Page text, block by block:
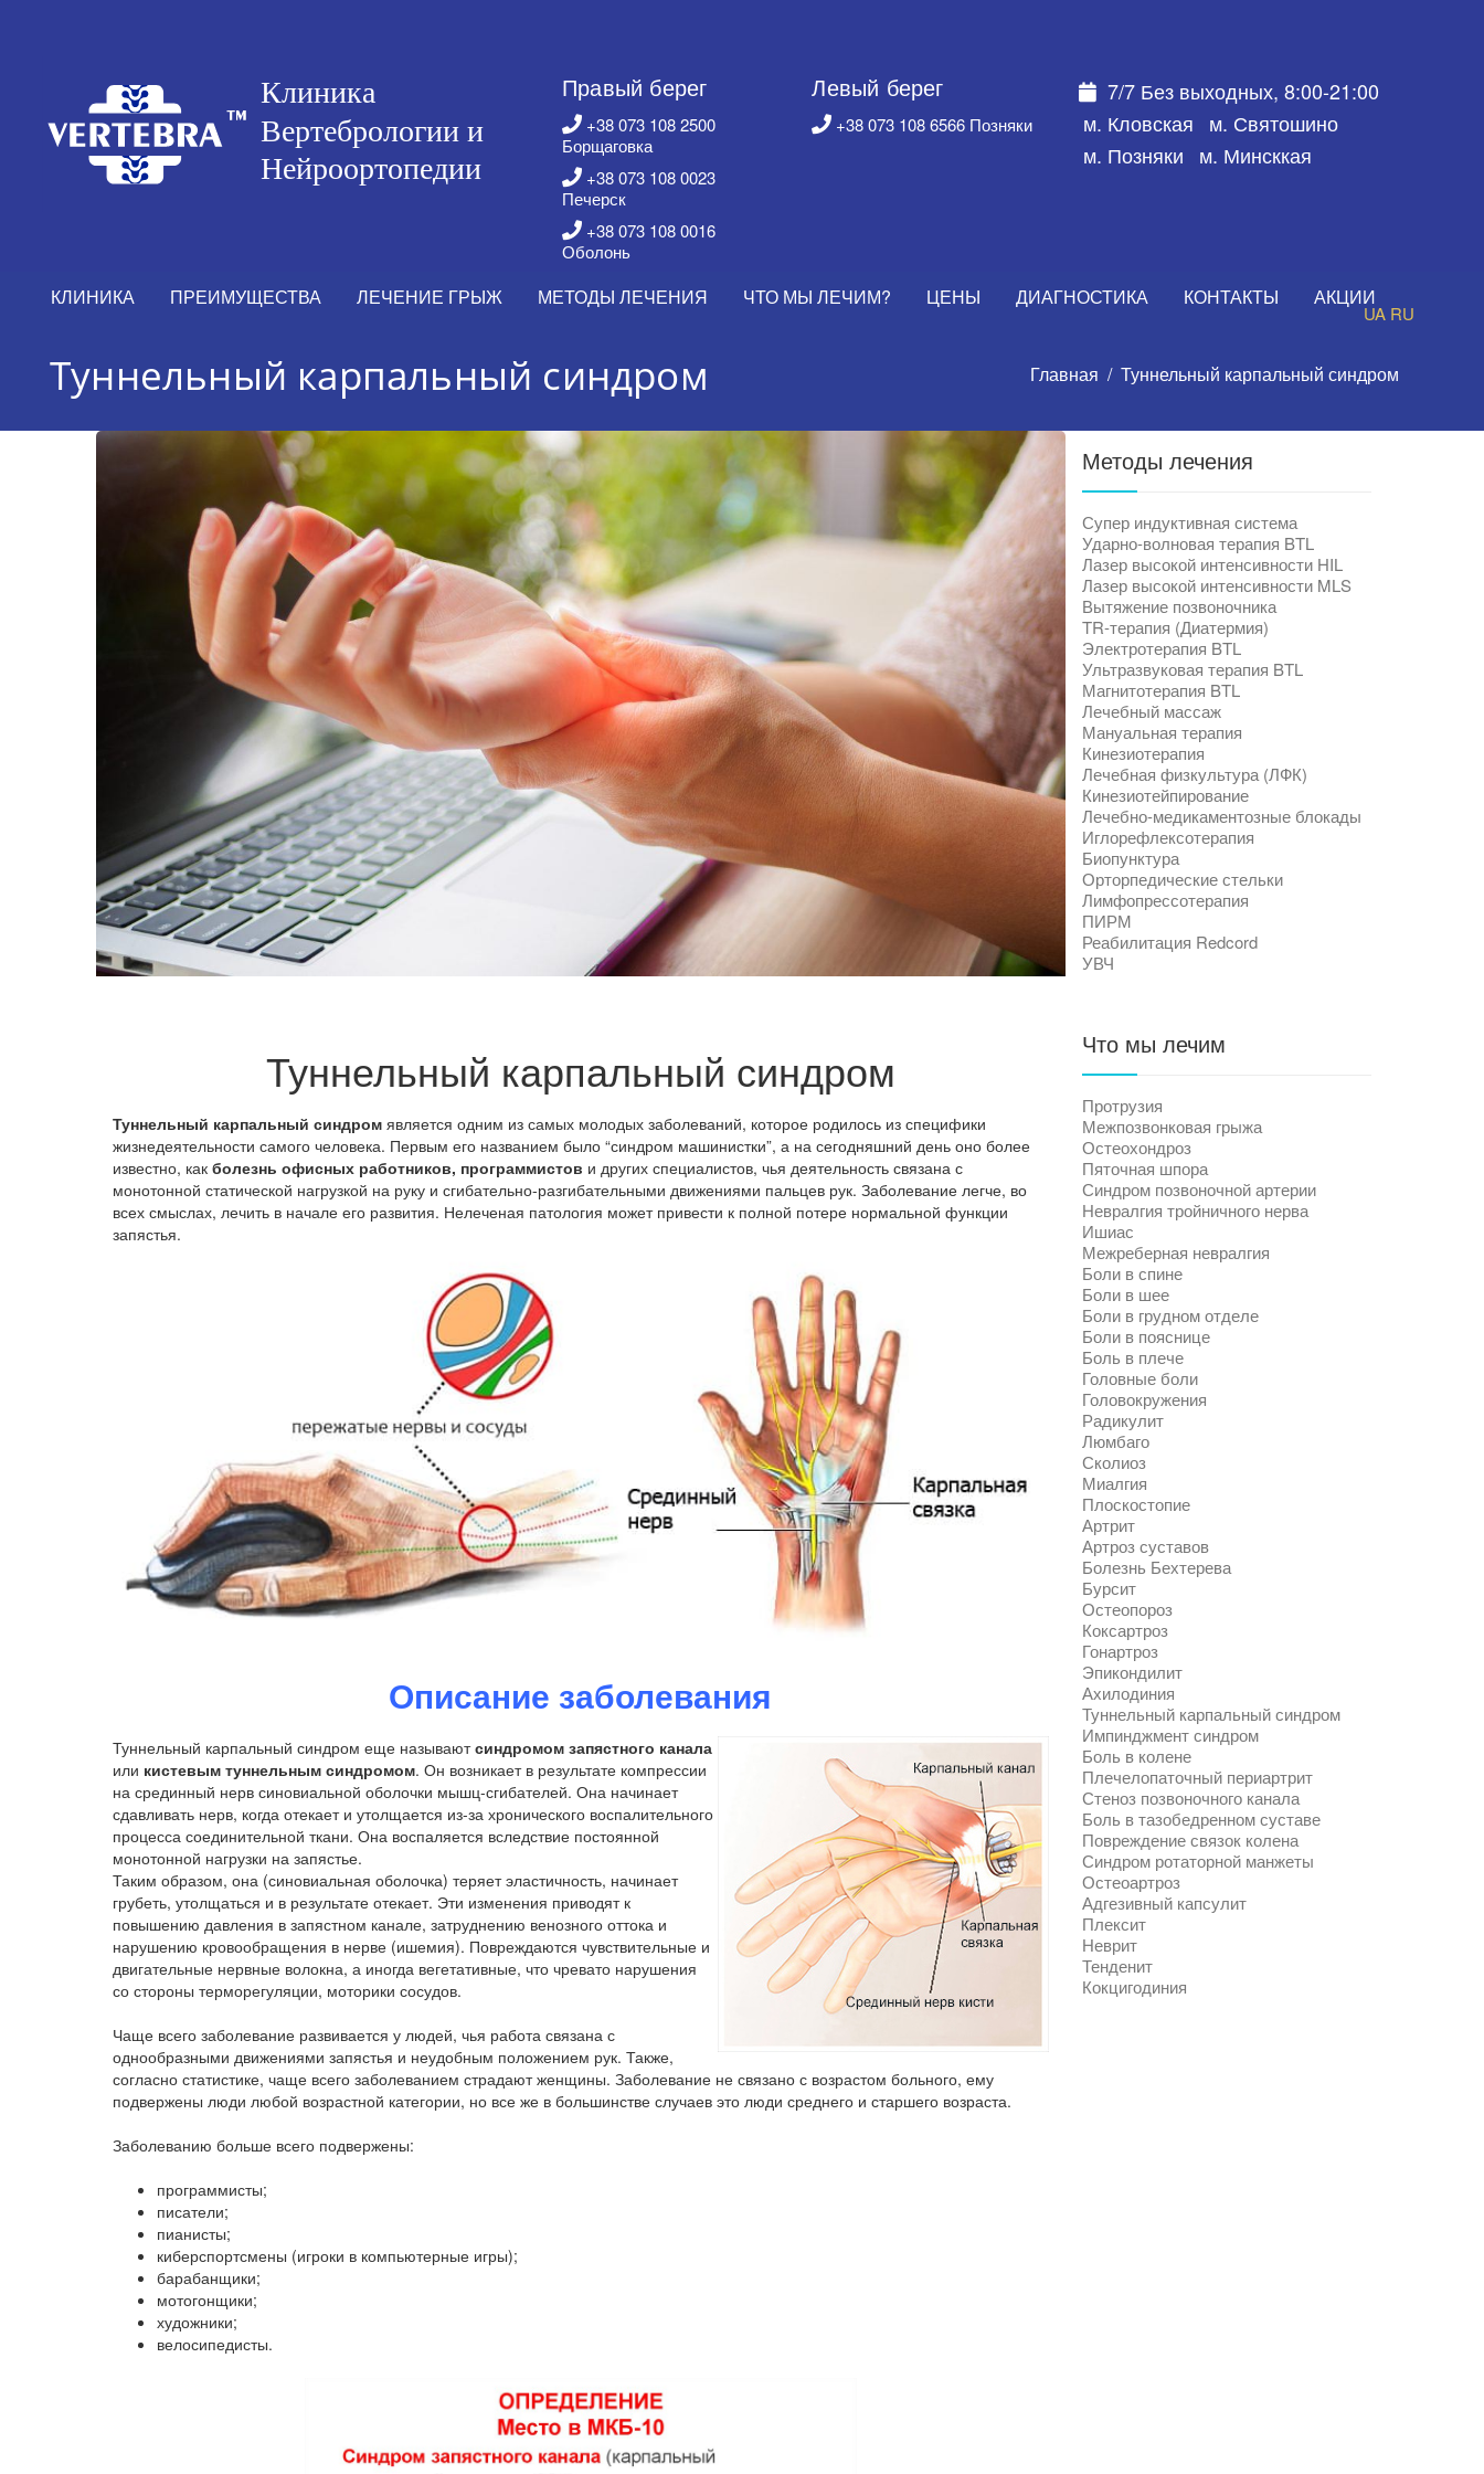
Правый берег
+38 073 108 2500
Борщаговка
+38 073 108 0023
Печерск
+38 073 108 0016
Оболонь
Левый берег
+38 073 108 6566 Позняки
7/7 Без выходных, 8:00-21:00
м. Кловская
м. Святошино
м. Позняки
м. Минсккая
КЛИНИКА ПРЕИМУЩЕСТВА ЛЕЧЕНИЕ ГРЫЖ МЕТОДЫ ЛЕЧЕНИЯ ЧТО МЫ ЛЕЧИМ? ЦЕНЫ ДИАГНОСТИКА КОНТАКТЫ АКЦИИ
UA RU
Туннельный карпальный синдром Главная Туннельный карпальный синдром
Туннельный карпальный синдром
Туннельный карпальный синдром является одним из самых молодых заболеваний, которое родилось из специфики
жизнедеятельности самого человека. Первым его названием было “синдром машинистки”, а на сегодняшний день оно более
известно, как болезнь офисных работников, программистов и других специалистов, чья деятельность связана с
монотонной статической нагрузкой на руку и сгибательно-разгибательными движениями пальцев рук. Заболевание легче, во
всех смыслах, лечить в начале его развития. Нелеченая патология может привести к полной потере нормальной функции
запястья.
Описание заболевания
Туннельный карпальный синдром еще называютсиндромом запястного канала
или кистевым туннельным синдромом. Он возникает в результате компрессии
на срединный нерв синовиальной оболочки мышц-сгибателей. Она начинает
сдавливать нерв, когда отекает и утолщается из-за хронического воспалительного
процесса соединительной ткани. Она воспаляется вследствие постоянной
монотонной нагрузки на запястье.
Таким образом, она (синовиальная оболочка) теряет эластичность, начинает
грубеть, утолщаться и в результате отекает. Эти изменения приводят к
повышению давления в запястном канале, затруднению венозного оттока и
нарушению кровообращения в нерве (ишемия). Повреждаются чувствительные и
двигательные нервные волокна, а иногда вегетативные, что чревато нарушения
со стороны терморегуляции, моторики сосудов.
Чаще всего заболевание развивается у людей, чья работа связана с
однообразными движениями запястья и неудобным положением рук. Также,
согласно статистике, чаще всего заболеванием страдают женщины. Заболевание не связано с возрастом больного, ему
подвержены люди любой возрастной категории, но все же в большинстве случаев это люди среднего и старшего возраста.
Заболеванию больше всего подвержены:
программисты;
писатели;
пианисты;
киберспортсмены (игроки в компьютерные игры);
барабанщики;
мотогонщики;
художники;
велосипедисты.
Методы лечения
Супер индуктивная система
Ударно-волновая терапия BTL
Лазер высокой интенсивности HIL
Лазер высокой интенсивности MLS
Вытяжение позвоночника
TR-терапия (Диатермия)
Электротерапия BTL
Ультразвуковая терапия BTL
Магнитотерапия BTL
Лечебный массаж
Мануальная терапия
Кинезиотерапия
Лечебная физкультура (ЛФК)
Кинезиотейпирование
Лечебно-медикаментозные блокады
Иглорефлексотерапия
Биопунктура
Орторпедические стельки
Лимфопрессотерапия
ПИРМ
Реабилитация Redcord
УВЧ
Что мы лечим
Протрузия
Межпозвонковая грыжа
Остеохондроз
Пяточная шпора
Синдром позвоночной артерии
Невралгия тройничного нерва
Ишиас
Межреберная невралгия
Боли в спине
Боли в шее
Боли в грудном отделе
Боли в пояснице
Боль в плече
Головные боли
Головокружения
Радикулит
Люмбаго
Сколиоз
Миалгия
Плоскостопие
Артрит
Артроз суставов
Болезнь Бехтерева
Бурсит
Остеопороз
Коксартроз
Гонартроз
Эпикондилит
Ахилодиния
Туннельный карпальный синдром
Импинджмент синдром
Боль в колене
Плечелопаточный периартрит
Стеноз позвоночного канала
Боль в тазобедренном суставе
Повреждение связок колена
Синдром ротаторной манжеты
Остеоартроз
Адгезивный капсулит
Плексит
Неврит
Тенденит
Кокцигодиния